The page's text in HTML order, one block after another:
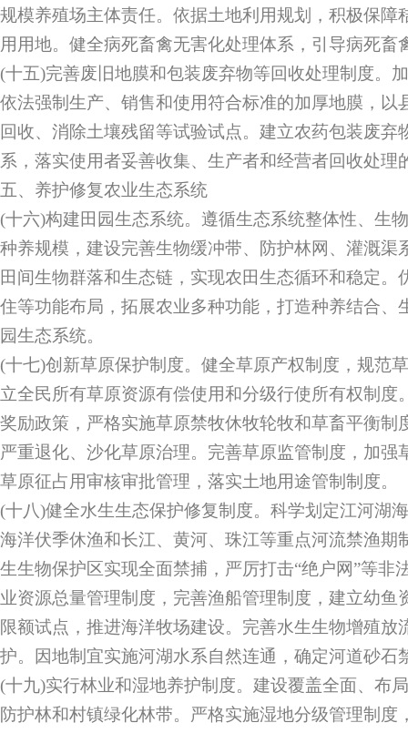
规模养殖场主体责任。依据土地利用规划，积极保障
用用地。健全病死畜禽无害化处理体系，引导病死畜
(十五)完善废旧地膜和包装废弃物等回收处理制度。
依法强制生产、销售和使用符合标准的加厚地膜，以
回收、消除土壤残留等试验试点。建立农药包装废弃
系，落实使用者妥善收集、生产者和经营者回收处理
五、养护修复农业生态系统
(十六)构建田园生态系统。遵循生态系统整体性、生
种养规模，建设完善生物缓冲带、防护林网、灌溉渠
田间生物群落和生态链，实现农田生态循环和稳定。
住等功能布局，拓展农业多种功能，打造种养结合、
园生态系统。
(十七)创新草原保护制度。健全草原产权制度，规范
立全民所有草原资源有偿使用和分级行使所有权制度
奖励政策，严格实施草原禁牧休牧轮牧和草畜平衡制
严重退化、沙化草原治理。完善草原监管制度，加强
草原征占用审核审批管理，落实土地用途管制制度。
(十八)健全水生生态保护修复制度。科学划定江河湖
海洋伏季休渔和长江、黄河、珠江等重点河流禁渔期
生生物保护区实现全面禁捕，严厉打击“绝户网”等非
业资源总量管理制度，完善渔船管理制度，建立幼鱼
限额试点，推进海洋牧场建设。完善水生生物增殖放
护。因地制宜实施河湖水系自然连通，确定河道砂石
(十九)实行林业和湿地养护制度。建设覆盖全面、布
防护林和村镇绿化林带。严格实施湿地分级管理制度